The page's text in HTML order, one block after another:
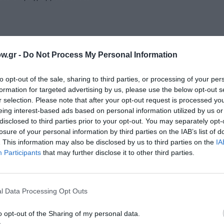
- Do Not Process My Personal Information
opt-out of the sale, sharing to third parties, or processing of your
for targeted advertising by us, please use the below opt-out
selection. Please note that after your opt-out request is processed
interest-based ads based on personal information utilized by us
to third parties prior to your opt-out. You may separately
of your personal information by third parties on the IAB’s list of
This information may also be disclosed by us to third parties on the
Participants that may further disclose it to other third parties.
Data Processing Opt Outs
opt-out of the Sharing of my personal data.
Μοσχόπουλο στο Αρχαίο Θέατρο Επιδαύρου
ισπανόφωνοι κινηματογραφιστές και δημιουργοί.
επιτυχία στο ισπανικό box office την περσινή
τον σκηνοθέτη και σεναριογράφο της ταινίας,Javier
ο
Carmen Garrido Vacas. Η ταινία κέρδισε Βραβείο
βραβεία, μεταξύ των οποίων Σκηνοθεσίας και